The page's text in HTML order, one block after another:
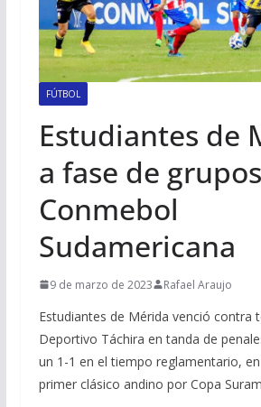
FÚTBOL
Estudiantes de
a fase de
Conmebol
Sudamericana
9 de marzo de 2023 Rafael Araujo
Estudiantes de Mérida venció contra
Deportivo Táchira en tanda de
un 1-1 en el tiempo reglamentario,
primer clásico andino por Copa